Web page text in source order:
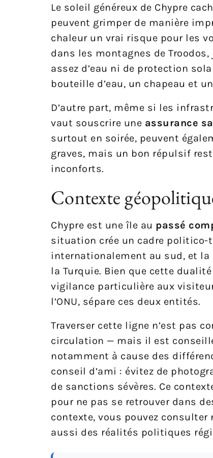
Le soleil généreux de Chypre
peuvent grimper de manière
chaleur un vrai risque pour les
dans les montagnes de
assez d’eau ni de protection
bouteille d’eau, un chapeau et
D’autre part, même si les
vaut souscrire une assurance
surtout en soirée, peuvent
graves, mais un bon répulsif
inconforts.
Contexte
Chypre est une île au passé
situation crée un cadre politico-
internationalement au sud, et la
la Turquie. Bien que cette
vigilance particulière aux
l’ONU, sépare ces deux entités.
Traverser cette ligne n’est pas
circulation — mais il est
notamment à cause des
conseil d’ami : évitez de
de sanctions sévères. Ce
pour ne pas se retrouver dans
contexte, vous pouvez
aussi des réalités politiques